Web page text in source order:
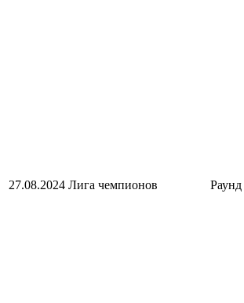
27.08.2024 Лига чемпионов